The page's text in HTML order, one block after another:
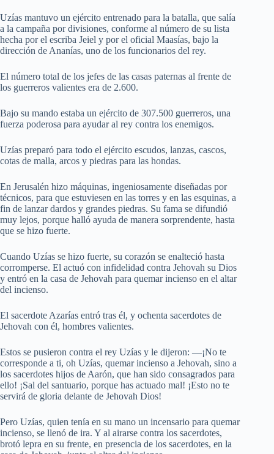
Uzías mantuvo un ejército entrenado para la batalla, que salía
a la campaña por divisiones, conforme al número de su lista
hecha por el escriba Jeiel y por el oficial Maasías, bajo la
dirección de Ananías, uno de los funcionarios del rey.
El número total de los jefes de las casas paternas al frente de
los guerreros valientes era de 2.600.
Bajo su mando estaba un ejército de 307.500 guerreros, una
fuerza poderosa para ayudar al rey contra los enemigos.
Uzías preparó para todo el ejército escudos, lanzas, cascos,
cotas de malla, arcos y piedras para las hondas.
En Jerusalén hizo máquinas, ingeniosamente diseñadas por
técnicos, para que estuviesen en las torres y en las esquinas, a
fin de lanzar dardos y grandes piedras. Su fama se difundió
muy lejos, porque halló ayuda de manera sorprendente, hasta
que se hizo fuerte.
Cuando Uzías se hizo fuerte, su corazón se enalteció hasta
corromperse. El actuó con infidelidad contra Jehovah su Dios
y entró en la casa de Jehovah para quemar incienso en el altar
del incienso.
El sacerdote Azarías entró tras él, y ochenta sacerdotes de
Jehovah con él, hombres valientes.
Estos se pusieron contra el rey Uzías y le dijeron: —¡No te
corresponde a ti, oh Uzías, quemar incienso a Jehovah, sino a
los sacerdotes hijos de Aarón, que han sido consagrados para
ello! ¡Sal del santuario, porque has actuado mal! ¡Esto no te
servirá de gloria delante de Jehovah Dios!
Pero Uzías, quien tenía en su mano un incensario para quemar
incienso, se llenó de ira. Y al airarse contra los sacerdotes,
brotó lepra en su frente, en presencia de los sacerdotes, en la